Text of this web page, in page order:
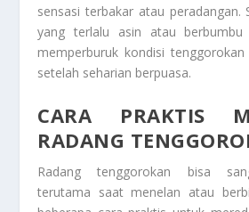
sensasi terbakar atau peradangan.
yang terlalu asin atau
memperburuk kondisi
setelah seharian berpuasa.
CARA PRAKTIS
RADANG
Radang tenggorokan bisa
terutama saat menelan atau